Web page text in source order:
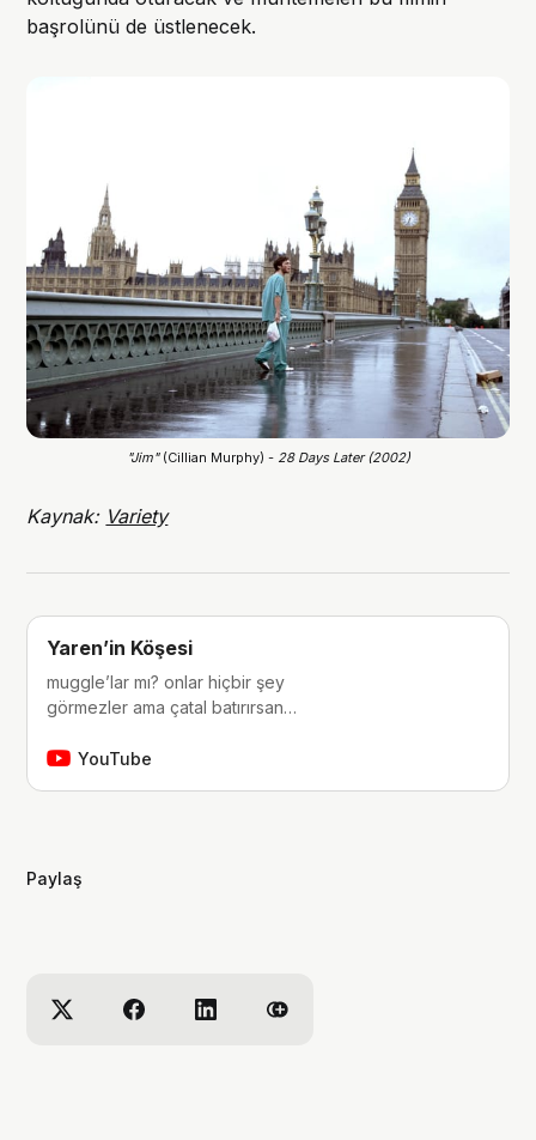
başrolünü de üstlenecek.
"Jim" (Cillian Murphy) - 28 Days Later (2002)
Kaynak: Variety
Yaren’in Köşesi
muggle’lar mı? onlar hiçbir şey
görmezler ama çatal batırırsan
çocukluğumdan beri tutkunu olduğum
de bana eşlik etmek isterseniz,
YouTube
Paylaş